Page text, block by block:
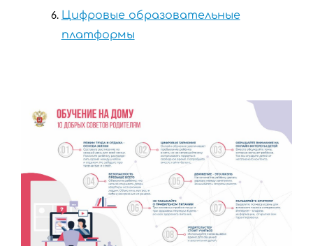
Цифровые образовательные
платформы